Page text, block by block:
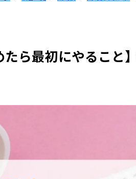
たら最初にやること